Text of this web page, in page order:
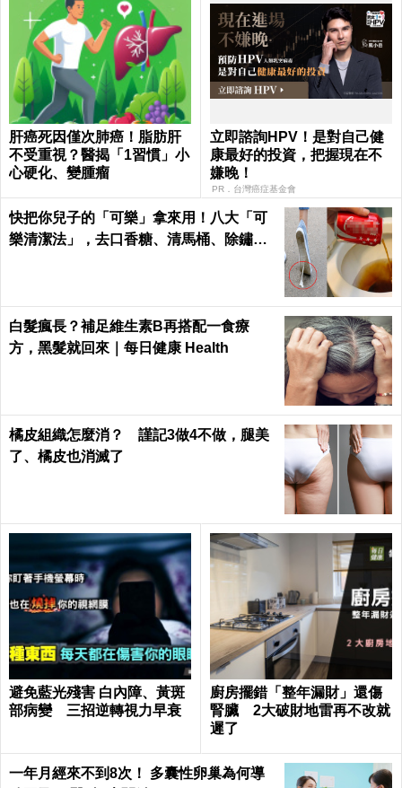
肝癌死因僅次肺癌！脂肪肝
不受重視？醫揭「1習慣」小
心硬化、變腫瘤
立即諮詢HPV！是對自己健
康最好的投資，把握現在不
嫌晚！
PR．台灣癌症基金會
快把你兒子的「可樂」拿來用！八大「可
樂清潔法」，去口香糖、清馬桶、除鏽效
白髮瘋長？補足維生素B再搭配一食療
方，黑髮就回來｜每日健康 Health
橘皮組織怎麼消？ 謹記3做4不做，腿美
了、橘皮也消滅了
避免藍光殘害 白內障、黃斑
部病變 三招逆轉視力早衰
廚房擺錯「整年漏財」還傷
腎臟 2大破財地雷再不改就
遲了
一年月經來不到8次！ 多囊性卵巢為何導